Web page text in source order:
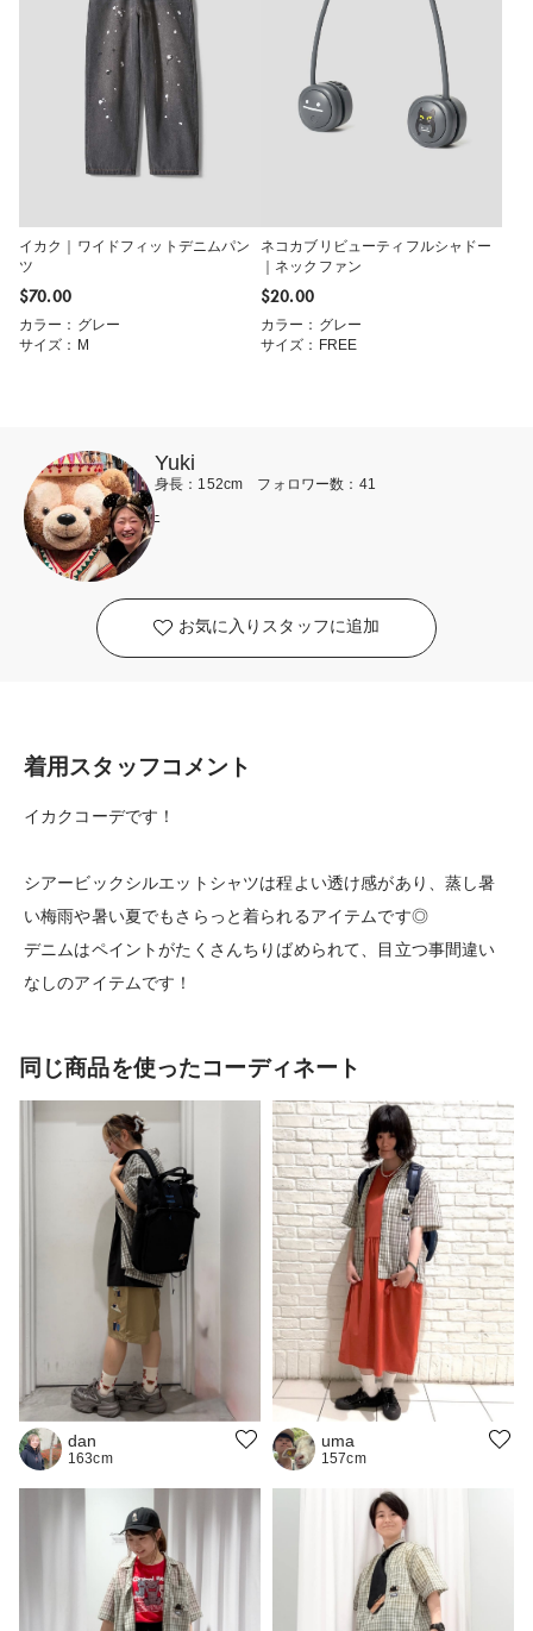
イカク｜ワイドフィットデニムパン
ツ
$‌70.00
カラー：グレー
サイズ：M
ネコカブリビューティフルシャドー
｜ネックファン
$‌20.00
カラー：グレー
サイズ：FREE
Yuki
身長：152cm フォロワー数：41
-
お気に入りスタッフに追加
着用スタッフコメント
イカクコーデです！
シアービックシルエットシャツは程よい透け感があり、蒸し暑
い梅雨や暑い夏でもさらっと着られるアイテムです◎
デニムはペイントがたくさんちりばめられて、目立つ事間違い
なしのアイテムです！
同じ商品を使ったコーディネート
dan
163cm
uma
157cm